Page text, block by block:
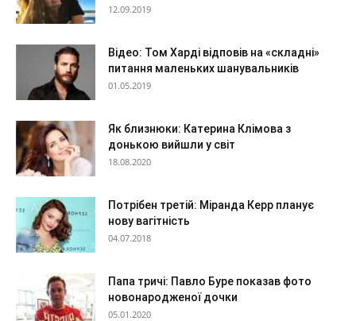
12.09.2019
Відео: Том Харді відповів на «складні»
питання маленьких шанувальників
01.05.2019
Як близнюки: Катерина Клімова з
донькою вийшли у світ
18.08.2020
Потрібен третій: Міранда Керр планує
нову вагітність
04.07.2018
Папа тричі: Павло Буре показав фото
новонародженої дочки
05.01.2020